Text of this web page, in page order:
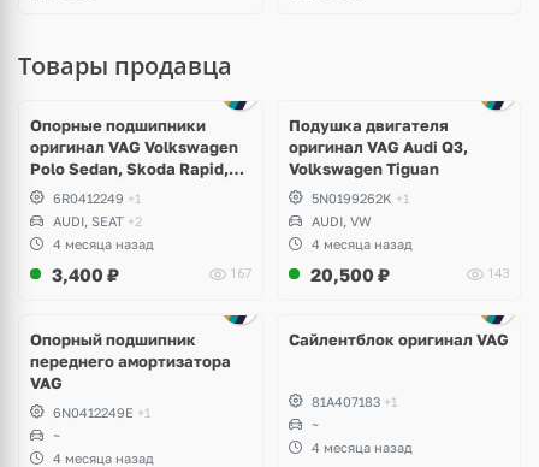
Товары продавца
Опорные подшипники
оригинал VAG Volkswagen
Polo Sedan, Skoda Rapid,
Audi A1
6R0412249 +1
AUDI, SEAT +2
4 месяца назад
3,400 ₽ 167
Подушка двигателя
оригинал VAG Audi Q3,
Volkswagen Tiguan
5N0199262K +1
AUDI, VW
4 месяца назад
20,500 ₽ 143
Опорный подшипник
переднего амортизатора
VAG
6N0412249E +1
~
4 месяца назад
Сайлентблок оригинал VAG
81A407183 +1
~
4 месяца назад